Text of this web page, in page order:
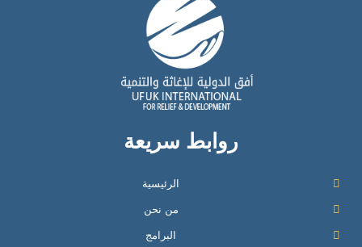
روابط سريعة
الرئيسية
من نحن
البرامج